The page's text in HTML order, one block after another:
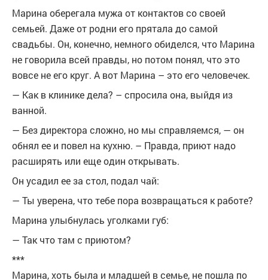
Марина оберегала мужа от контактов со своей
семьей. Даже от родни его прятала до самой
свадьбы. Он, конечно, немного обиделся, что Марина
не говорила всей правды, но потом понял, что это
вовсе не его круг. А вот Марина – это его человечек.
— Как в клинике дела? – спросила она, выйдя из
ванной.
— Без директора сложно, но мы справляемся, — он
обнял ее и повел на кухню. – Правда, приют надо
расширять или еще один открывать.
Он усадил ее за стол, подал чай:
— Ты уверена, что тебе пора возвращаться к работе?
Марина улыбнулась уголками губ:
— Так что там с приютом?
***
Марина, хоть была и младшей в семье, не пошла по